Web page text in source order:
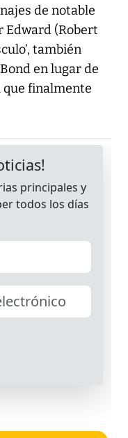
de notable
Edward (Robert
también
en lugar de
que finalmente